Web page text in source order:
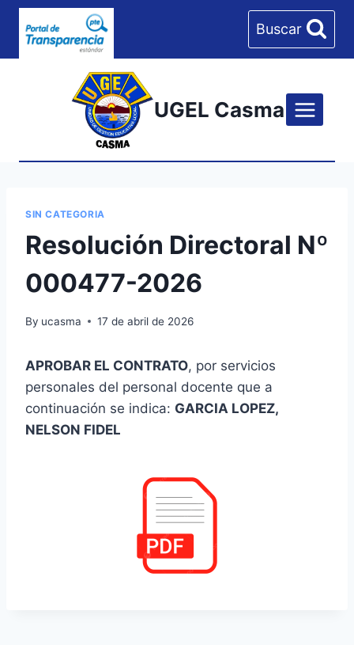
Skip
Buscar
UGEL Casma
SIN CATEGORIA
Resolución Directoral Nº
000477-2026
By ucasma 17 de abril de 2026
APROBAR EL CONTRATO, por servicios
personales del personal docente que a
continuación se indica: GARCIA LOPEZ,
NELSON FIDEL